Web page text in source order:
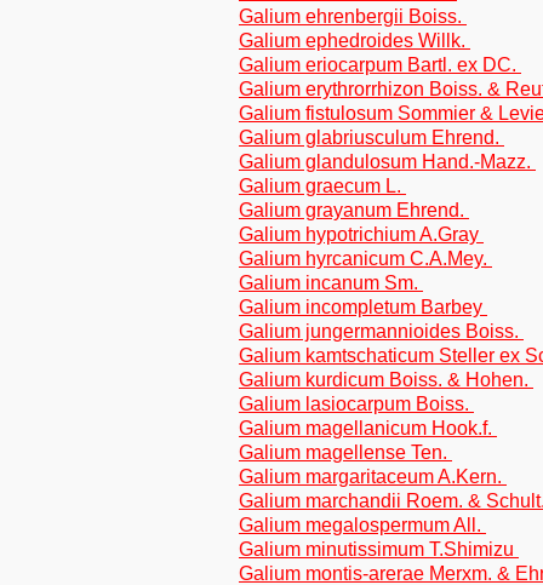
Galium ehrenbergii Boiss.
Galium ephedroides Willk.
Galium eriocarpum Bartl. ex DC.
Galium erythrorrhizon Boiss. &
Galium fistulosum Sommier &
Galium glabriusculum Ehrend.
Galium glandulosum Hand.-Mazz.
Galium graecum L.
Galium grayanum Ehrend.
Galium hypotrichium A.Gray
Galium hyrcanicum C.A.Mey.
Galium incanum Sm.
Galium incompletum Barbey
Galium jungermannioides Boiss.
Galium kamtschaticum Steller ex
Galium kurdicum Boiss. & Hohen.
Galium lasiocarpum Boiss.
Galium magellanicum Hook.f.
Galium magellense Ten.
Galium margaritaceum A.Kern.
Galium marchandii Roem. &
Galium megalospermum All.
Galium minutissimum T.Shimizu
Galium montis-arerae Merxm. &